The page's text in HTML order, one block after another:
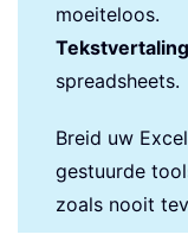
moeiteloos.
Tekstvertaling
spreadsheets.
Breid uw
gestuurde
zoals nooit